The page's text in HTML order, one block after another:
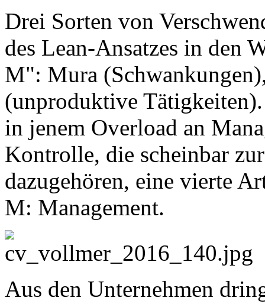
Drei Sorten von
des Lean-Ansatzes in den
M": Mura
(unproduktive
in jenem Overload an
Kontrolle, die scheinbar
dazugehören, eine vierte
M: Management.
Aus den Unternehmen